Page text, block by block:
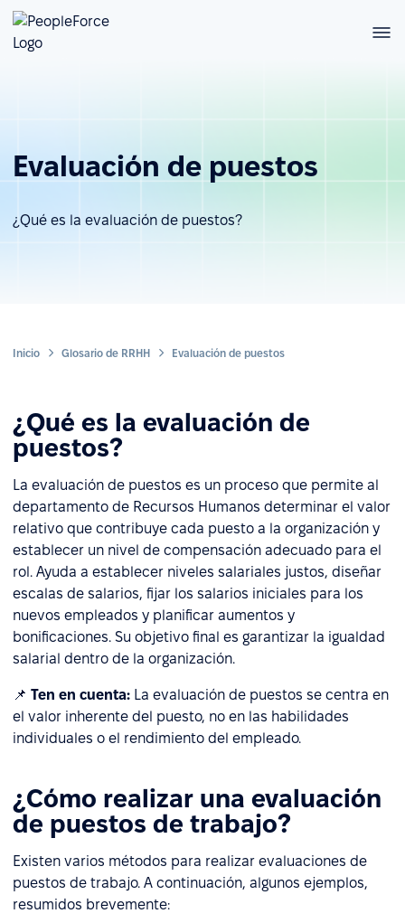
Evaluación de puestos
¿Qué es la evaluación de puestos?
Inicio Glosario de RRHH Evaluación de puestos
¿Qué es la evaluación de
puestos?
La evaluación de puestos es un proceso que permite al
departamento de Recursos Humanos determinar el valor
relativo que contribuye cada puesto a la organización y
establecer un nivel de compensación adecuado para el
rol. Ayuda a establecer niveles salariales justos, diseñar
escalas de salarios, fijar los salarios iniciales para los
nuevos empleados y planificar aumentos y
bonificaciones. Su objetivo final es garantizar la igualdad
salarial dentro de la organización.
📌 Ten en cuenta: La evaluación de puestos se centra en
el valor inherente del puesto, no en las habilidades
individuales o el rendimiento del empleado.
¿Cómo realizar una evaluación
de puestos de trabajo?
Existen varios métodos para realizar evaluaciones de
puestos de trabajo. A continuación, algunos ejemplos,
resumidos brevemente: